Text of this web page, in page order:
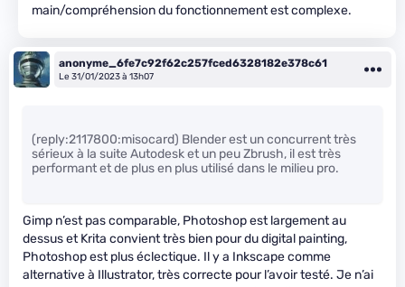
main/compréhension du fonctionnement est complexe.
anonyme_6fe7c92f62c257fced6328182e378c61
Le 31/01/2023 à 13h07
(reply:2117800:misocard) Blender est un concurrent très
sérieux à la suite Autodesk et un peu Zbrush, il est très
performant et de plus en plus utilisé dans le milieu pro.
Gimp n’est pas comparable, Photoshop est largement au
dessus et Krita convient très bien pour du digital painting,
Photoshop est plus éclectique. Il y a Inkscape comme
alternative à Illustrator, très correcte pour l’avoir testé. Je n’ai